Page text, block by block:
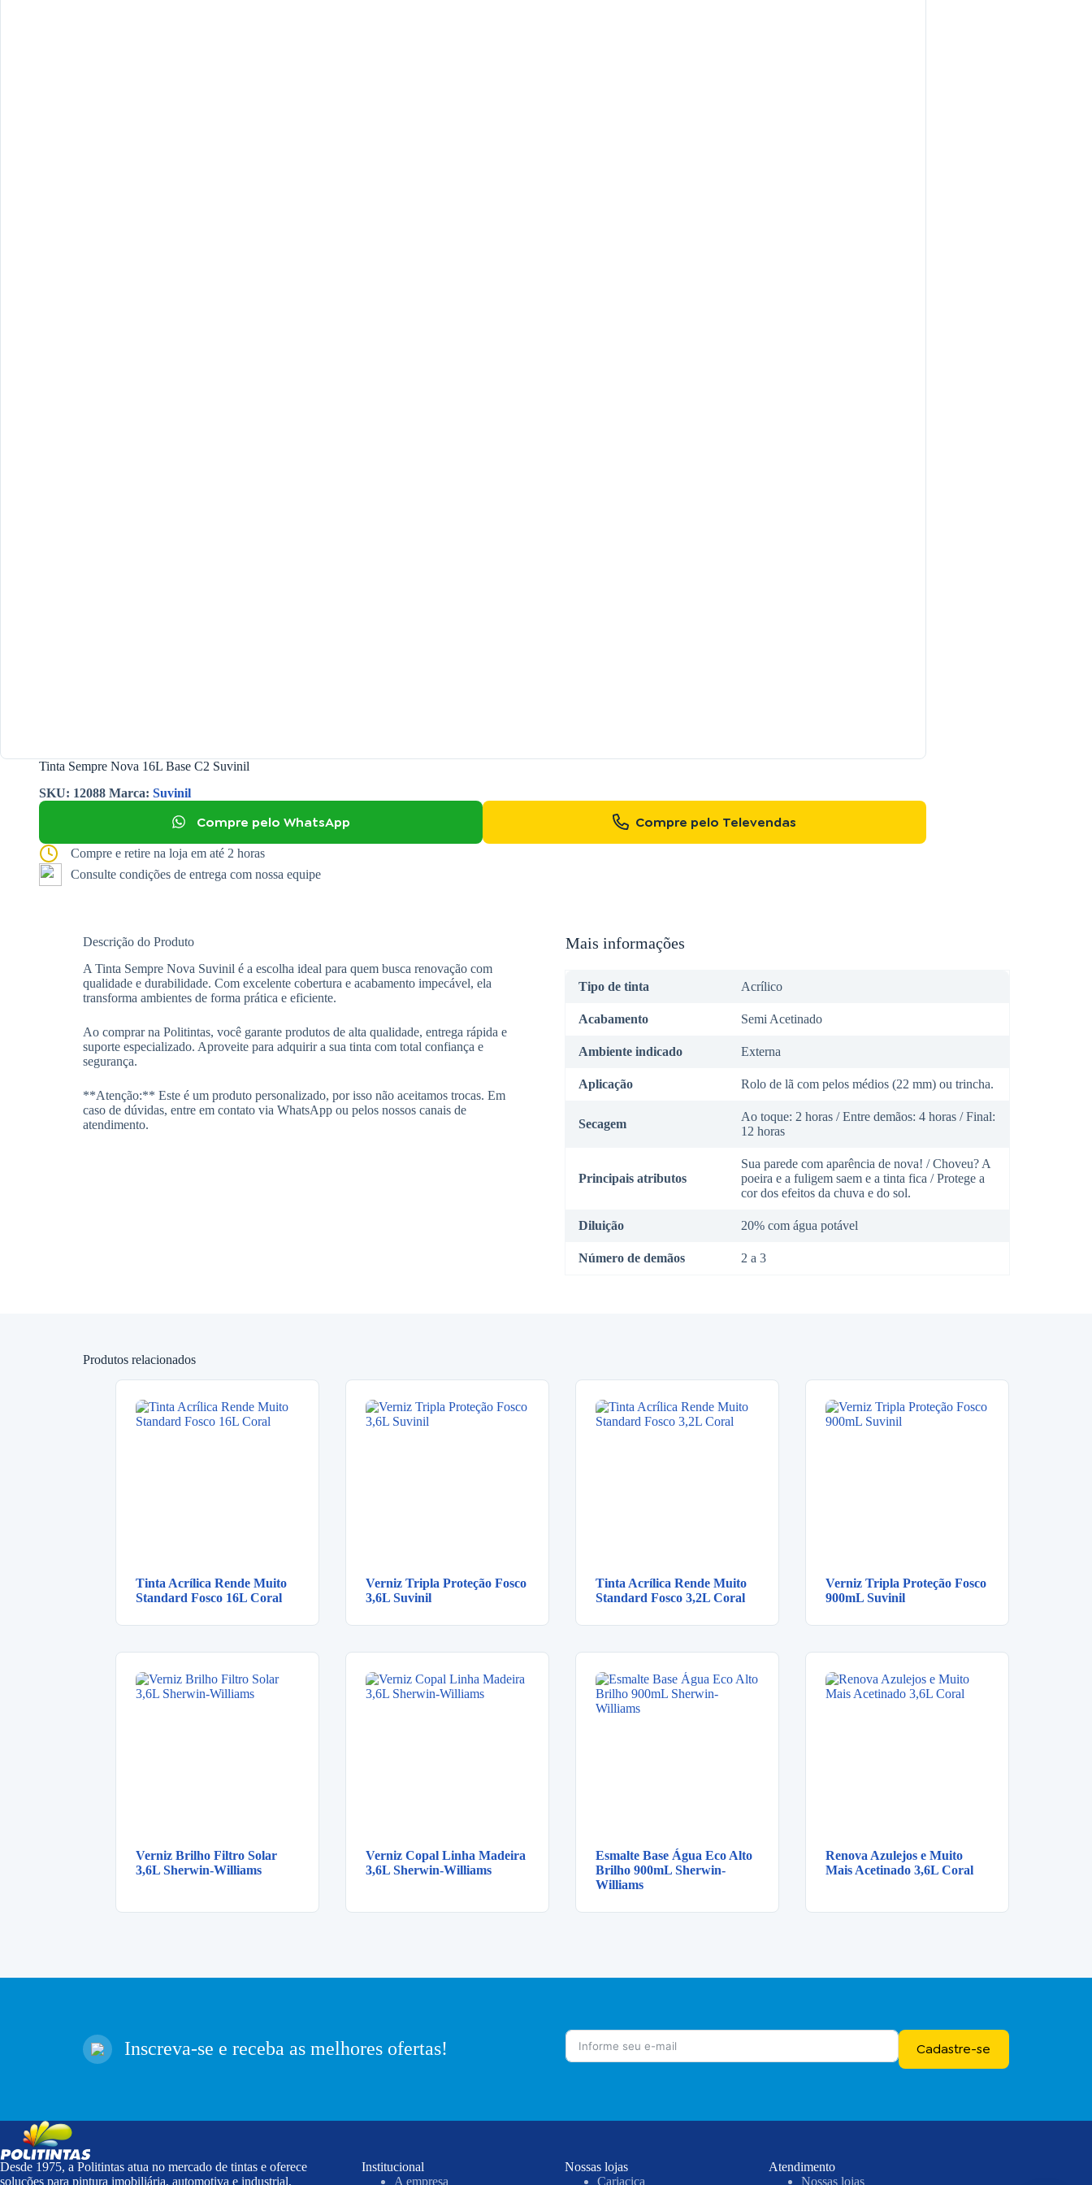
Tinta Sempre Nova 16L Base C2 Suvinil
SKU: 12088 Marca: Suvinil
Compre pelo WhatsApp Compre pelo Televendas
Compre e retire na loja em até 2 horas
Consulte condições de entrega com nossa equipe
Descrição do Produto
A Tinta Sempre Nova Suvinil é a escolha ideal para quem busca renovação com
qualidade e durabilidade. Com excelente cobertura e acabamento impecável, ela
transforma ambientes de forma prática e eficiente.
Ao comprar na Politintas, você garante produtos de alta qualidade, entrega rápida e
suporte especializado. Aproveite para adquirir a sua tinta com total confiança e
segurança.
**Atenção:** Este é um produto personalizado, por isso não aceitamos trocas. Em
caso de dúvidas, entre em contato via WhatsApp ou pelos nossos canais de
atendimento.
Mais informações
Tipo de tinta Acrílico
Acabamento Semi Acetinado
Ambiente indicado Externa
Aplicação Rolo de lã com pelos médios (22 mm) ou trincha.
Secagem
Ao toque: 2 horas / Entre demãos: 4 horas / Final:
12 horas
Principais atributos
Sua parede com aparência de nova! / Choveu? A
poeira e a fuligem saem e a tinta fica / Protege a
cor dos efeitos da chuva e do sol.
Diluição 20% com água potável
Número de demãos 2 a 3
Produtos relacionados
Tinta Acrílica Rende Muito
Standard Fosco 16L Coral
Verniz Tripla Proteção Fosco
3,6L Suvinil
Tinta Acrílica Rende Muito
Standard Fosco 3,2L Coral
Verniz Tripla Proteção Fosco
900mL Suvinil
Verniz Brilho Filtro Solar
3,6L Sherwin-Williams
Verniz Copal Linha Madeira
3,6L Sherwin-Williams
Esmalte Base Água Eco Alto
Brilho 900mL Sherwin-
Williams
Renova Azulejos e Muito
Mais Acetinado 3,6L Coral
Inscreva-se e receba as melhores ofertas! Cadastre-se
Desde 1975, a Politintas atua no mercado de tintas e oferece
soluções para pintura imobiliária, automotiva e industrial,
Institucional
A empresa
Nossas lojas
Cariacica
Atendimento
Nossas lojas